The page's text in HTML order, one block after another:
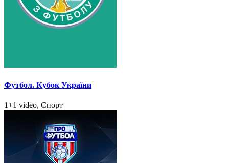
Футбол. Кубок України
1+1 video, Спорт